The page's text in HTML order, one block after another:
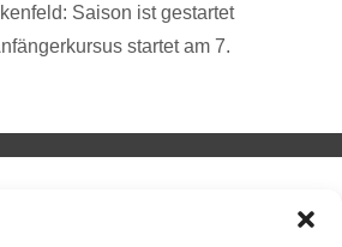
Saison ist gestartet
startet am 7.